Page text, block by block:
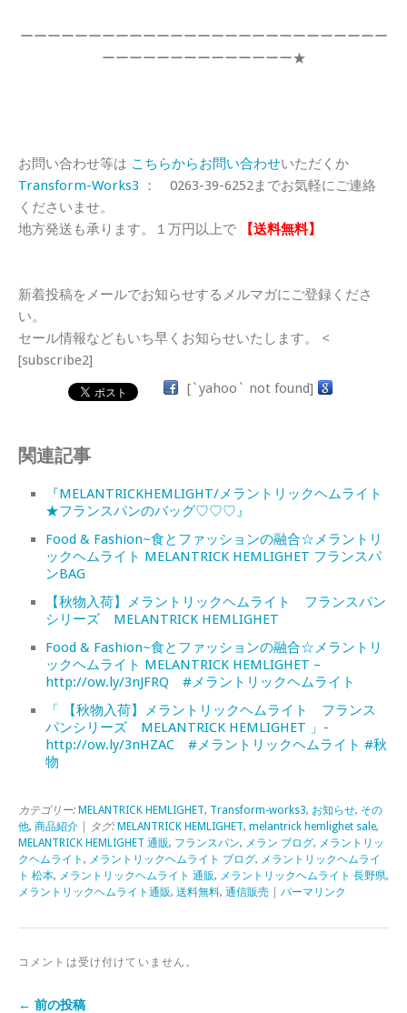
ーーーーーーーーーーーーーーーーーーーーーーーーーーー
ーーーーーーーーーーーーーー★
お問い合わせ等は こちらからお問い合わせいただくか
Transform-Works3 ： 0263-39-6252までお気軽にご連絡
くださいませ。
地方発送も承ります。１万円以上で
【送料無料】
新着投稿をメールでお知らせするメルマガにご登録くださ
い。
セール情報などもいち早くお知らせいたします。 <
[subscribe2]
[`yahoo` not found]
関連記事
『MELANTRICKHEMLIGHT/メラントリックヘムライト
★フランスパンのバッグ♡♡♡』
Food & Fashion~食とファッションの融合☆メラントリ
ックヘムライト MELANTRICK HEMLIGHET フランスパ
ンBAG
【秋物入荷】メラントリックヘムライト フランスパン
シリーズ MELANTRICK HEMLIGHET
Food & Fashion~食とファッションの融合☆メラントリ
ックヘムライト MELANTRICK HEMLIGHET –
http://ow.ly/3nJFRQ #メラントリックヘムライト
「 【秋物入荷】メラントリックヘムライト フランス
パンシリーズ MELANTRICK HEMLIGHET 」-
http://ow.ly/3nHZAC #メラントリックヘムライト #秋
物
カテゴリー: MELANTRICK HEMLIGHET, Transform-works3, お知らせ, その
他, 商品紹介 | タグ: MELANTRICK HEMLIGHET, melantrick hemlighet sale,
MELANTRICK HEMLIGHET 通販, フランスパン, メラン ブログ, メラントリッ
クヘムライト , メラントリックヘムライト ブログ, メラントリックヘムライ
ト 松本, メラントリックヘムライト 通販, メラントリックヘムライト 長野県,
メラントリックヘムライト通販, 送料無料, 通信販売 パーマリンク
コメントは受け付けていません。
← 前の投稿